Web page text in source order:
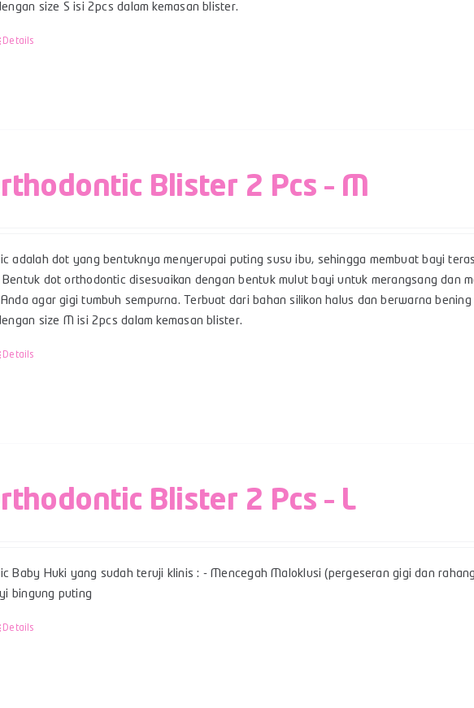
size S isi 2pcs dalam kemasan blister.
Details
Blister 2 Pcs – M
adalah dot yang bentuknya menyerupai puting susu ibu, sehingga membuat bayi
dot orthodontic disesuaikan dengan bentuk mulut bayi untuk merangsang dan
agar gigi tumbuh sempurna. Terbuat dari bahan silikon halus dan berwarna
size M isi 2pcs dalam kemasan blister.
Details
Blister 2 Pcs – L
Baby Huki yang sudah teruji klinis : - Mencegah Maloklusi (pergeseran gigi dan
bingung puting
Details